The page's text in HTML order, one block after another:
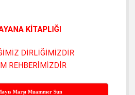
KİTAPLIĞI
DİRLİĞİMİZDİR
REHBERİMİZDİR
Marşı Muammer Sun